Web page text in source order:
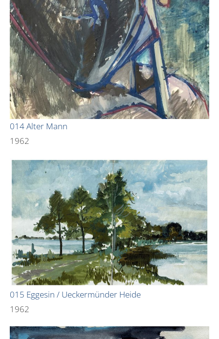
014 Alter Mann
1962
015 Eggesin / Ueckermünder Heide
1962